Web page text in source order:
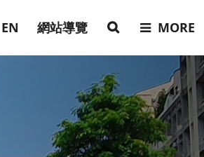
EN 網站導覽 MORE